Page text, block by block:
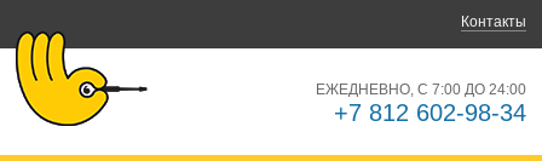
Контакты
ЕЖЕДНЕВНО, С 7:00 ДО 24:00
+7 812 602-98-34